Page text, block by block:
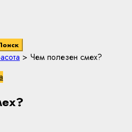
> Чем полезен смех?